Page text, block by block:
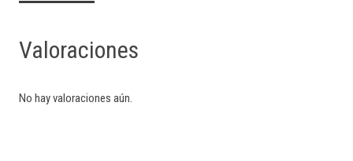
Valoraciones
No hay valoraciones aún.